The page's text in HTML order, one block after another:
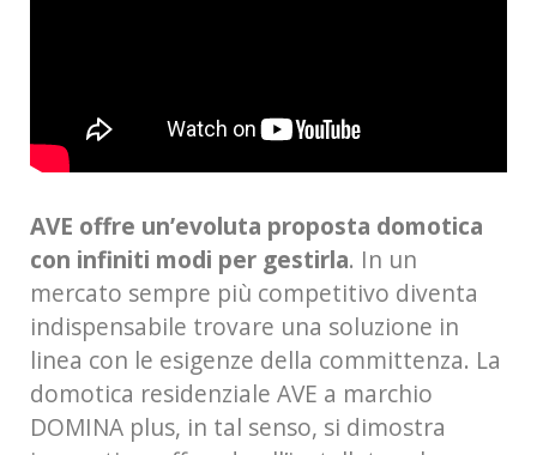
AVE offre un’evoluta proposta domotica
con infiniti modi per gestirla. In un
mercato sempre più competitivo diventa
indispensabile trovare una soluzione in
linea con le esigenze della committenza. La
domotica residenziale AVE a marchio
DOMINA plus, in tal senso, si dimostra